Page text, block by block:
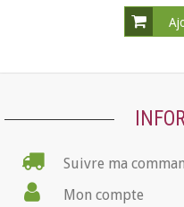
Suivre ma
Mon compte